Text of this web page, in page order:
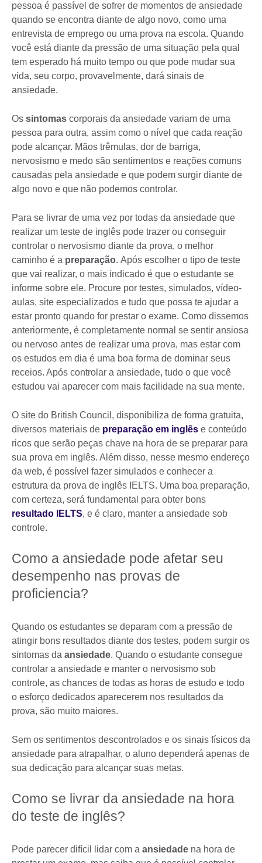
pessoa é passível de sofrer de momentos de ansiedade
quando se encontra diante de algo novo, como uma
entrevista de emprego ou uma prova na escola. Quando
você está diante da pressão de uma situação pela qual
tem esperado há muito tempo ou que pode mudar sua
vida, seu corpo, provavelmente, dará sinais de
ansiedade.
Os sintomas corporais da ansiedade variam de uma
pessoa para outra, assim como o nível que cada reação
pode alcançar. Mãos trêmulas, dor de barriga,
nervosismo e medo são sentimentos e reações comuns
causadas pela ansiedade e que podem surgir diante de
algo novo e que não podemos controlar.
Para se livrar de uma vez por todas da ansiedade que
realizar um teste de inglês pode trazer ou conseguir
controlar o nervosismo diante da prova, o melhor
caminho é a preparação. Após escolher o tipo de teste
que vai realizar, o mais indicado é que o estudante se
informe sobre ele. Procure por testes, simulados, vídeo-
aulas, site especializados e tudo que possa te ajudar a
estar pronto quando for prestar o exame. Como dissemos
anteriormente, é completamente normal se sentir ansiosa
ou nervoso antes de realizar uma prova, mas estar com
os estudos em dia é uma boa forma de dominar seus
receios. Após controlar a ansiedade, tudo o que você
estudou vai aparecer com mais facilidade na sua mente.
O site do British Council, disponibiliza de forma gratuita,
diversos materiais de preparação em inglês e conteúdo
ricos que serão peças chave na hora de se preparar para
sua prova em inglês. Além disso, nesse mesmo endereço
da web, é possível fazer simulados e conhecer a
estrutura da prova de inglês IELTS. Uma boa preparação,
com certeza, será fundamental para obter bons
resultado IELTS, e é claro, manter a ansiedade sob
controle.
Como a ansiedade pode afetar seu
desempenho nas provas de
proficiencia?
Quando os estudantes se deparam com a pressão de
atingir bons resultados diante dos testes, podem surgir os
sintomas da ansiedade. Quando o estudante consegue
controlar a ansiedade e manter o nervosismo sob
controle, as chances de todas as horas de estudo e todo
o esforço dedicados aparecerem nos resultados da
prova, são muito maiores.
Sem os sentimentos descontrolados e os sinais físicos da
ansiedade para atrapalhar, o aluno dependerá apenas de
sua dedicação para alcançar suas metas.
Como se livrar da ansiedade na hora
do teste de inglês?
Pode parecer difícil lidar com a ansiedade na hora de